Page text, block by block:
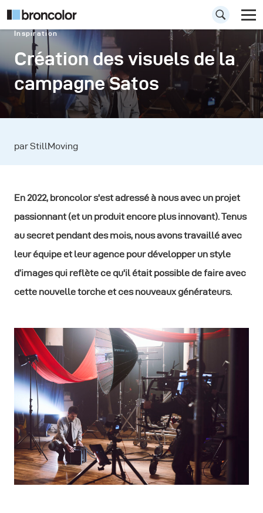
Inspiration
Création des visuels de la
campagne Satos
par StillMoving
En 2022, broncolor s'est adressé à nous avec un projet
passionnant (et un produit encore plus innovant). Tenus
au secret pendant des mois, nous avons travaillé avec
leur équipe et leur agence pour développer un style
d’images qui reflète ce qu'il était possible de faire avec
cette nouvelle torche et ces nouveaux générateurs.